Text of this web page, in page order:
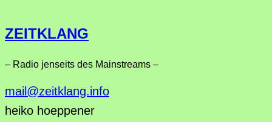
ZEITKLANG
– Radio jenseits des Mainstreams –
mail@zeitklang.info
heiko hoeppener